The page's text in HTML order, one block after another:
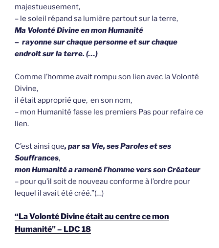
majestueusement,
– le soleil répand sa lumière partout sur la terre,
Ma Volonté Divine en mon Humanité
– rayonne sur chaque personne et sur chaque
endroit sur la terre. (…)
Comme l’homme avait rompu son lien avec la Volonté
Divine,
il était approprié que, en son nom,
– mon Humanité fasse les premiers Pas pour refaire ce
lien.
C’est ainsi que, par sa Vie, ses Paroles et ses
Souffrances,
mon Humanité a ramené l’homme vers son Créateur
– pour qu’il soit de nouveau conforme à l’ordre pour
lequel il avait été créé.”(…)
“La Volonté Divine était au centre ce mon
Humanité” – LDC 18